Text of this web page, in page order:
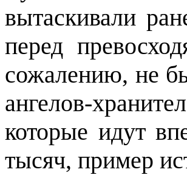
вытаскивали
перед
сожалению, не
ангелов-
которые идут
тысяч, пример